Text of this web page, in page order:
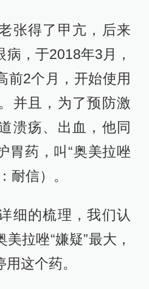
张得了甲亢，后来
病，于2018年3月，
前2个月，开始使用
并且，为了预防激
溃疡、出血，他同
胃药，叫“奥美拉唑
耐信）。
细的梳理，我们认
拉唑“嫌疑”最大，
这个药。